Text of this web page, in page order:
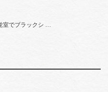
室でブラックシ …